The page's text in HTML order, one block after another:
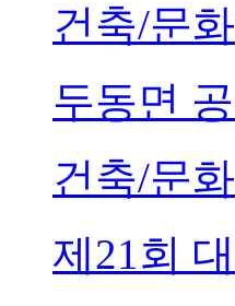
건축/문화
두동면
건축/문화
제21회